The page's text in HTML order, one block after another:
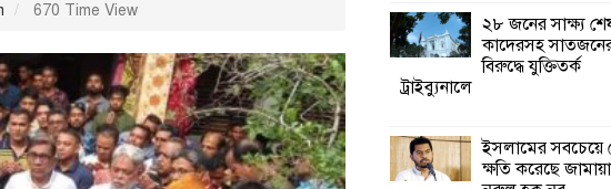
670 Time View
২৮ জনের সাক্ষ্য
কাদেরসহ
বিরুদ্ধে যুক্তিতর্ক
ট্রাইব্যুনালে
ইসলামের সবচেয়ে
ক্ষতি করেছে